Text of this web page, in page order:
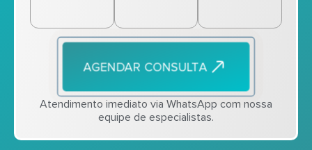
AGENDAR CONSULTA
Atendimento imediato via WhatsApp com nossa
equipe de especialistas.